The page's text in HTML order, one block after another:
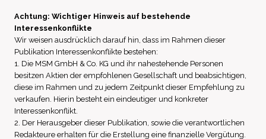
Achtung: Wichtiger Hinweis auf bestehende
Interessenkonflikte
Wir weisen ausdrücklich darauf hin, dass im Rahmen dieser
Publikation Interessenkonflikte bestehen:
1. Die MSM GmbH & Co. KG und ihr nahestehende Personen
besitzen Aktien der empfohlenen Gesellschaft und beabsichtigen,
diese im Rahmen und zu jedem Zeitpunkt dieser Empfehlung zu
verkaufen. Hierin besteht ein eindeutiger und konkreter
Interessenkonflikt.
2. Der Herausgeber dieser Publikation, sowie die verantwortlichen
Redakteure erhalten für die Erstellung eine finanzielle Vergütung.